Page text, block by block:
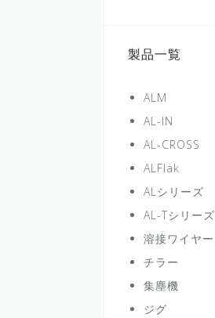
製品一覧
ALM
AL-IN
AL-CROSS
ALFlak
ALシリーズ
AL-Tシリーズ
溶接ワイヤー
チラー
集塵機
ジグ